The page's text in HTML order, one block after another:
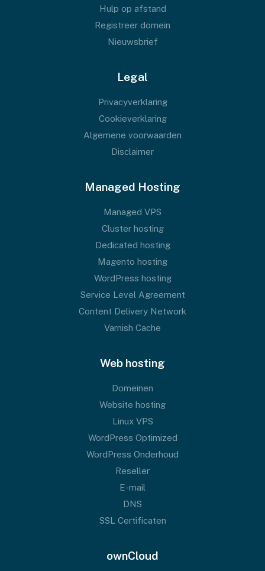
Hulp op afstand
Registreer domein
Nieuwsbrief
Legal
Privacyverklaring
Cookieverklaring
Algemene voorwaarden
Disclaimer
Managed Hosting
Managed VPS
Cluster hosting
Dedicated hosting
Magento hosting
WordPress hosting
Service Level Agreement
Content Delivery Network
Varnish Cache
Web hosting
Domeinen
Website hosting
Linux VPS
WordPress Optimized
WordPress Onderhoud
Reseller
E-mail
DNS
SSL Certificaten
ownCloud